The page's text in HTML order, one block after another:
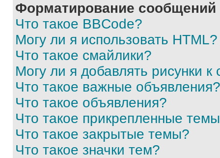
Форматирование
Что такое BBCode?
Могу ли я использовать HTML?
Что такое смайлики?
Могу ли я добавлять рисунки
Что такое важные объявления?
Что такое объявления?
Что такое прикрепленные
Что такое закрытые темы?
Что такое значки тем?